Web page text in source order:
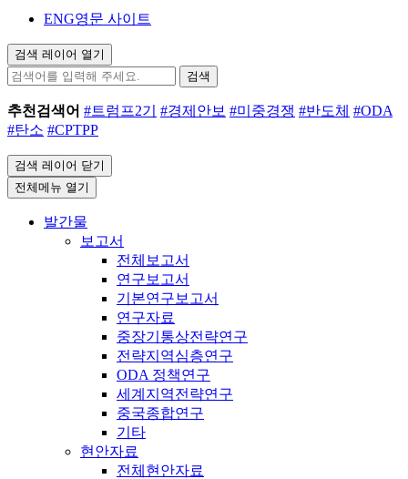
ENG영문 사이트
검색 레이어 열기
검색
추천검색어 #트럼프2기 #경제안보 #미중경쟁 #반도체 #ODA
#탄소 #CPTPP
검색 레이어 닫기
전체메뉴 열기
발간물
보고서
전체보고서
연구보고서
기본연구보고서
연구자료
중장기통상전략연구
전략지역심층연구
ODA 정책연구
세계지역전략연구
중국종합연구
기타
현안자료
전체현안자료